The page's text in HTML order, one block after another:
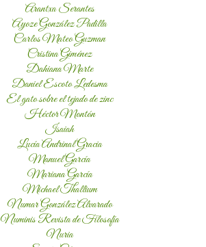
Arantxa Serantes
Ayoze González Padilla
Carlos Mateo Guzman
Cristina Giménez
Dahiana Marte
Daniel Escoto Ledesma
El gato sobre el tejado de zinc
Héctor Montón
Isaiah
Lucía Andrinal Gracia
Manuel García
Mariana García
Michael Thallium
Numar González Alvarado
Numinis Revista de Filosofía
Nuria